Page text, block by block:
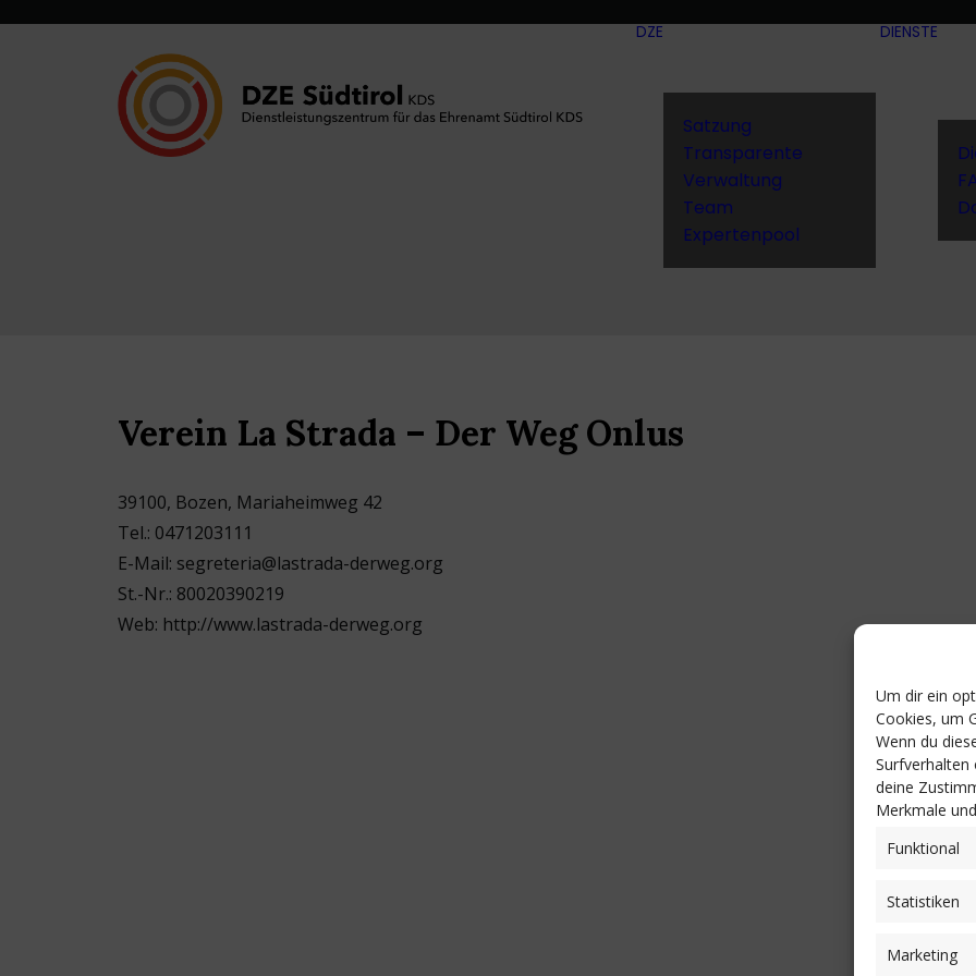
Um dir ein
Cookies, um
Wenn du
Surfverhalten
deine
Merkmale
Funktional
Statistiken
Marketing
DZE
Satzung
Transparente
Verwaltung
Team
Expertenpool
DIENSTE
Verein La Strada – Der Weg Onlus
39100, Bozen, Mariaheimweg 42
Tel.: 0471203111
E-Mail: segreteria@lastrada-derweg.org
St.-Nr.: 80020390219
Web: http://www.lastrada-derweg.org